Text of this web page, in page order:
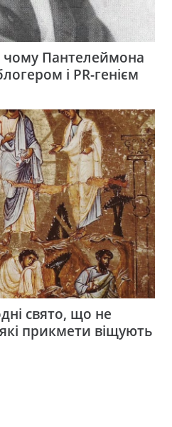
чому Пантелеймона
і PR-генієм
свято, що не
прикмети віщують